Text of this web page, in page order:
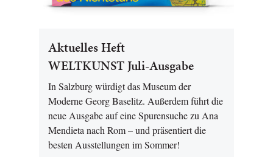
Aktuelles Heft
WELTKUNST Juli-Ausgabe
In Salzburg würdigt das Museum der
Moderne Georg Baselitz. Außerdem führt die
neue Ausgabe auf eine Spurensuche zu Ana
Mendieta nach Rom – und präsentiert die
besten Ausstellungen im Sommer!